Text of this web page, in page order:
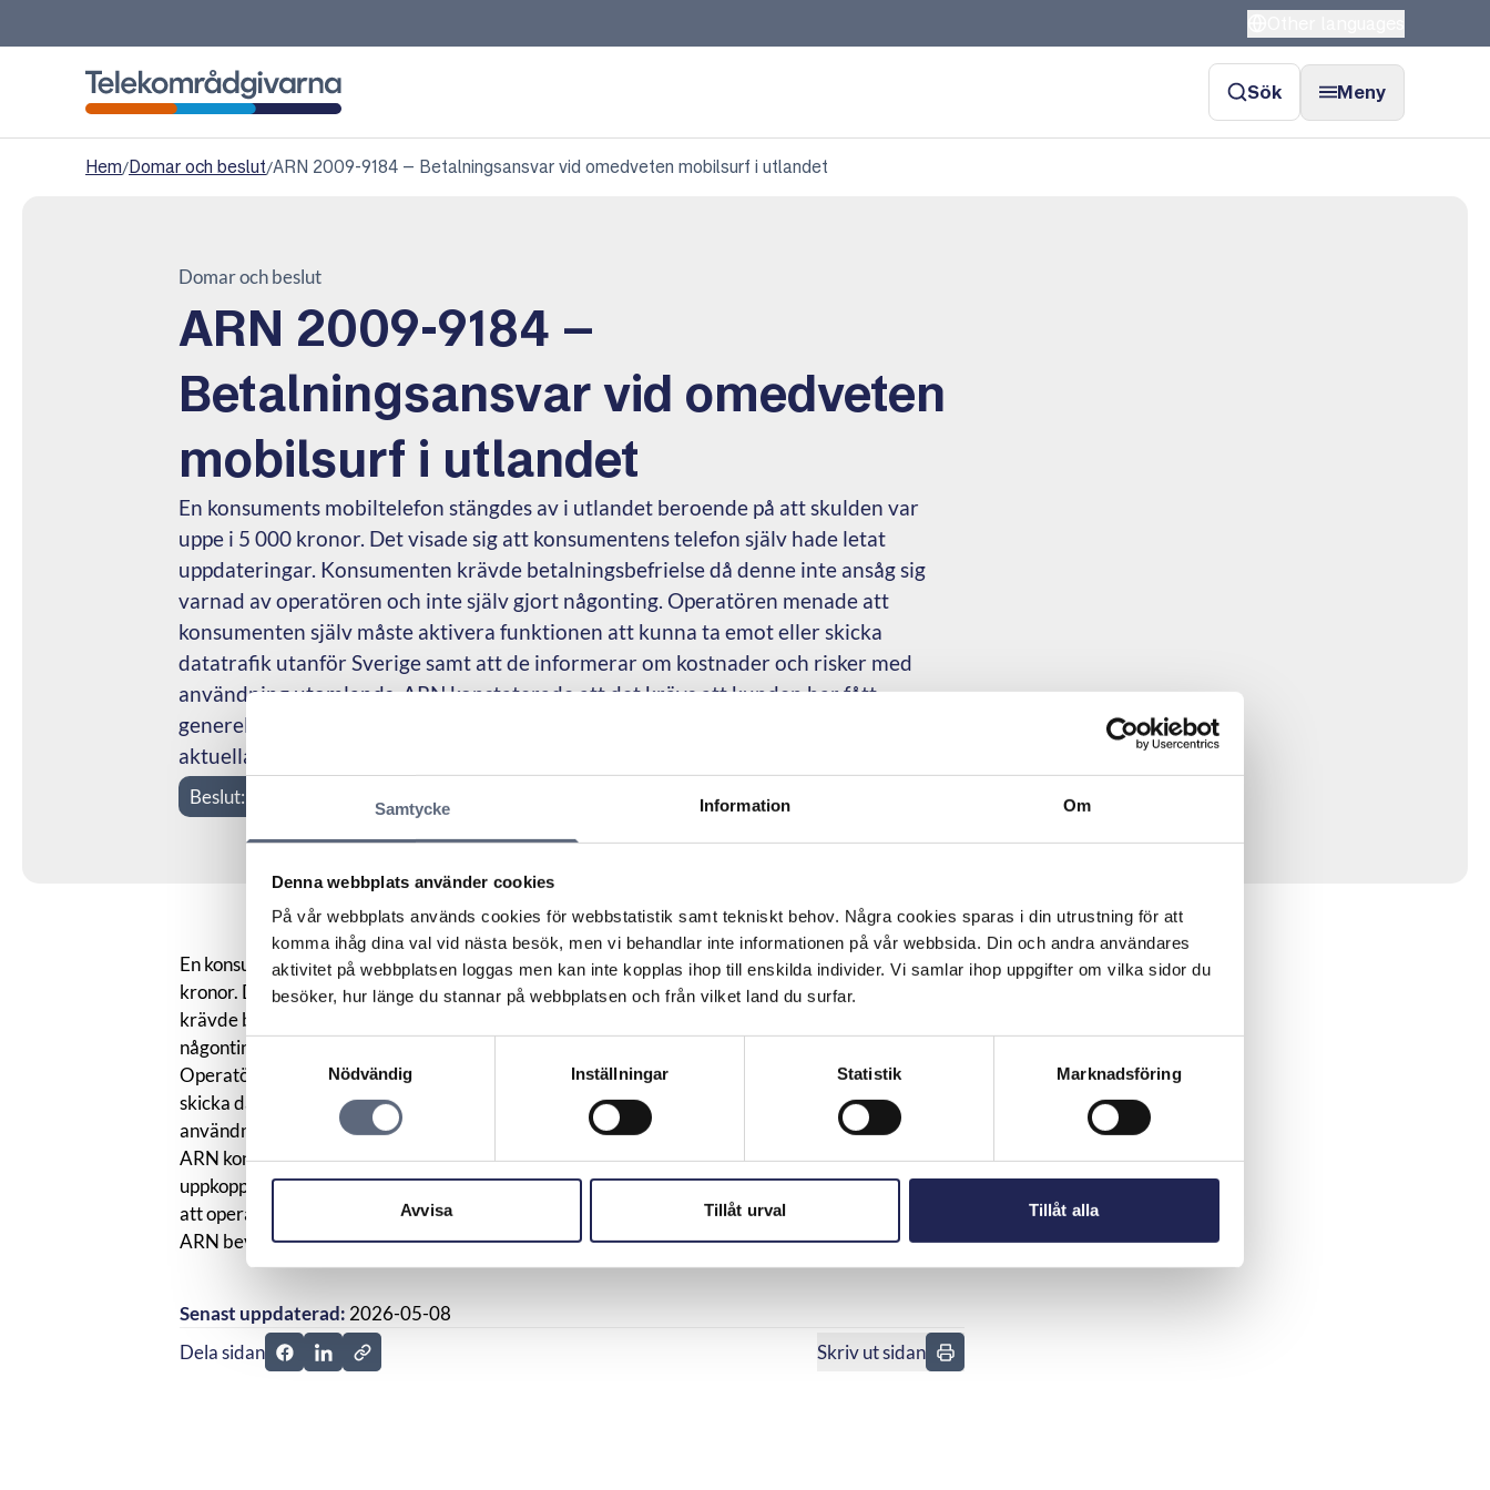
Samtycke Information Om
Denna webbplats använder cookies
På vår webbplats används cookies för webbstatistik samt tekniskt behov. Några cookies sparas i din utrustning för att
komma ihåg dina val vid nästa besök, men vi behandlar inte informationen på vår webbsida. Din och andra användares
aktivitet på webbplatsen loggas men kan inte kopplas ihop till enskilda individer. Vi samlar ihop uppgifter om vilka sidor du
besöker, hur länge du stannar på webbplatsen och från vilket land du surfar.
Samtyckesval
Nödvändig
Inställningar Statistik Marknadsföring
Avvisa Tillåt urval Tillåt alla
Sök Meny
Hem/Domar och beslut/ARN 2009-9184 – Betalningsansvar vid omedveten mobilsurf i utlandet
Domar och beslut
ARN 2009-9184 –
Betalningsansvar vid omedveten
mobilsurf i utlandet
En konsuments mobiltelefon stängdes av i utlandet beroende på att skulden var
uppe i 5 000 kronor. Det visade sig att konsumentens telefon själv hade letat
uppdateringar. Konsumenten krävde betalningsbefrielse då denne inte ansåg sig
varnad av operatören och inte själv gjort någonting. Operatören menade att
konsumenten själv måste aktivera funktionen att kunna ta emot eller skicka
datatrafik utanför Sverige samt att de informerar om kostnader och risker med
användning utomlands. ARN konstaterade att det krävs att kunden har fått
generell information om risken för uppkoppling i utlandet eller att kunden vid det
aktuella tillfället varnas för detta. ARN sade…
Beslut:
En konsuments mobiltelefon stängdes av i utlandet beroende på att skulden var uppe i 5 000
kronor. Det visade sig att konsumentens telefon själv hade letat uppdateringar. Konsumenten
krävde betalningsbefrielse då denne inte ansåg sig varnad av operatören och inte själv gjort
någonting.
Operatören menade att konsumenten själv måste aktivera funktionen att kunna ta emot eller
skicka datatrafik utanför Sverige samt att de informerar om kostnader och risker med
användning utomlands.
ARN konstaterade att det krävs att kunden har fått generell information om risken för
uppkoppling i utlandet eller att kunden vid det aktuella tillfället varnas för detta. ARN sade även
att operatören måste bevisa att information eller varning har getts. Eftersom operatören enligt
ARN bevisat att informationsskyldigheten uppfyllts ansågs konsumenten skyldig att betala.
Senast uppdaterad: 2026-05-08
Dela sidan
Dela sidan på Facebook
Dela sidan på Linkedin
Skriv ut sidan